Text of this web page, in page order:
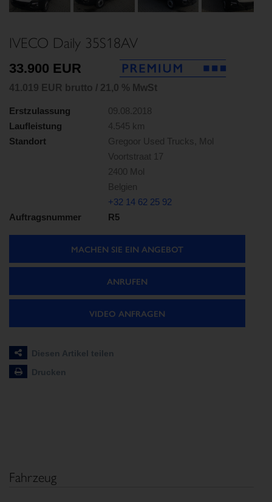
Next
IVECO Daily 35S18AV
33.900 EUR
41.019 EUR brutto / 21,0 % MwSt
Erstzulassung
09.08.2018
Laufleistung
4.545 km
Standort
Gregoor Used Trucks, Mol
Voortstraat 17
2400 Mol
Belgien
+32 14 62 25 92
Auftragsnummer
R5
MACHEN SIE EIN ANGEBOT
ANRUFEN
VIDEO ANFRAGEN
Diesen Artikel teilen
Drucken
Fahrzeug